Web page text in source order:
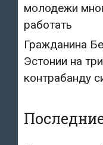
молодежи
работать
Гражданина
Эстонии на
контрабанду